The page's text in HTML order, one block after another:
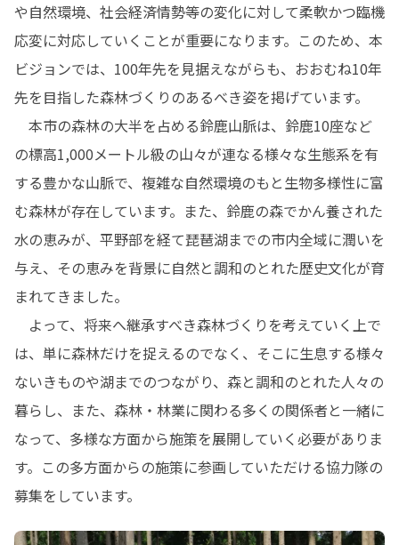
や自然環境、社会経済情勢等の変化に対して柔軟かつ臨機
応変に対応していくことが重要になります。このため、本
ビジョンでは、100年先を見据えながらも、おおむね10年
先を目指した森林づくりのあるべき姿を掲げています。
本市の森林の大半を占める鈴鹿山脈は、鈴鹿10座など
の標高1,000メートル級の山々が連なる様々な生態系を有
する豊かな山脈で、複雑な自然環境のもと生物多様性に富
む森林が存在しています。また、鈴鹿の森でかん養された
水の恵みが、平野部を経て琵琶湖までの市内全域に潤いを
与え、その恵みを背景に自然と調和のとれた歴史文化が育
まれてきました。
よって、将来へ継承すべき森林づくりを考えていく上で
は、単に森林だけを捉えるのでなく、そこに生息する様々
ないきものや湖までのつながり、森と調和のとれた人々の
暮らし、また、森林・林業に関わる多くの関係者と一緒に
なって、多様な方面から施策を展開していく必要がありま
す。この多方面からの施策に参画していただける協力隊の
募集をしています。